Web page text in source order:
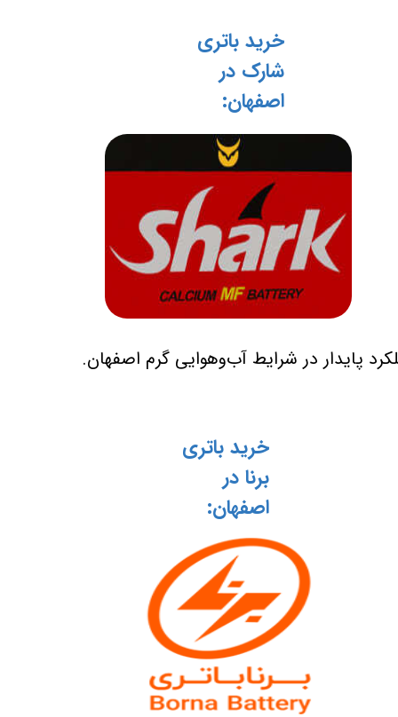
پایدار در شرایط آب‌وهوایی گرم اصفهان.
خرید باتری
برنا در
اصفهان:
خرید باتری
شارک در
اصفهان: